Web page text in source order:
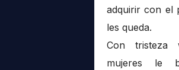
adquirir con el
les queda.
Con tristeza
mujeres le